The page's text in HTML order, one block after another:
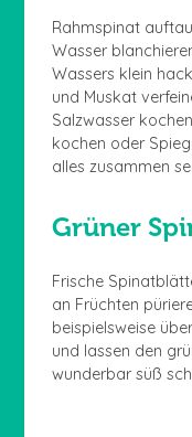
Rahmspinat
Wasser
Wassers klein
und Muskat
Salzwasser
kochen oder
alles zusammen
Grüner
Frische
an Früchten
beispielsweise
und lassen den
wunderbar süß